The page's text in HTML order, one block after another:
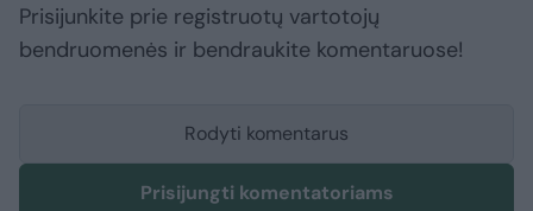
Prisijunkite prie registruotų vartotojų
bendruomenės ir bendraukite komentaruose!
Rodyti komentarus
Prisijungti komentatoriams